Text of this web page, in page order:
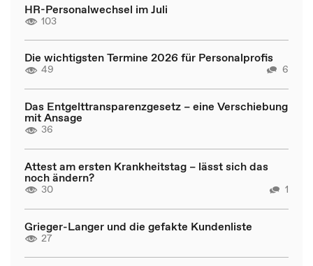
HR-Personalwechsel im Juli
103
Die wichtigsten Termine 2026 für Personalprofis
49 6
Das Entgelttransparenzgesetz – eine Verschiebung
mit Ansage
36
Attest am ersten Krankheitstag – lässt sich das
noch ändern?
30 1
Grieger-Langer und die gefakte Kundenliste
27